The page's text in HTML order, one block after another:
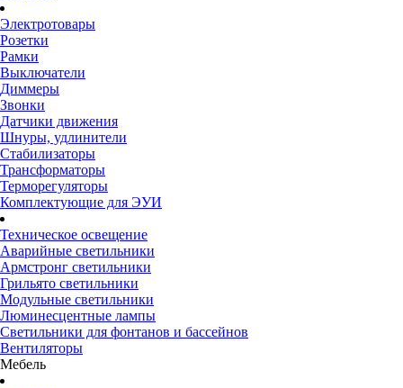
Электротовары
Розетки
Рамки
Выключатели
Диммеры
Звонки
Датчики движения
Шнуры, удлинители
Стабилизаторы
Трансформаторы
Терморегуляторы
Комплектующие для ЭУИ
Техническое освещение
Аварийные светильники
Армстронг светильники
Грильято светильники
Модульные светильники
Люминесцентные лампы
Светильники для фонтанов и бассейнов
Вентиляторы
Мебель